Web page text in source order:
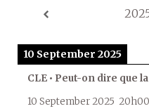
10 September 2025
CLE • Peut-on dire que
10 September 2025 20h00